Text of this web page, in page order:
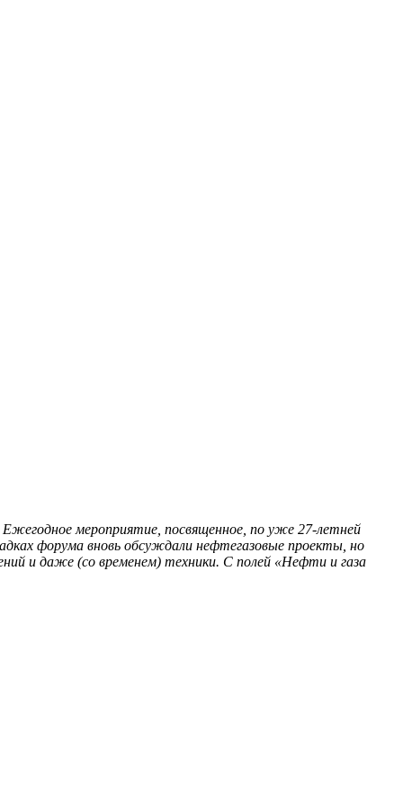
мероприятие, посвященное, по уже 27-летней
форума вновь обсуждали нефтегазовые проекты, но
и даже (со временем) техники. С полей «Нефти и газа